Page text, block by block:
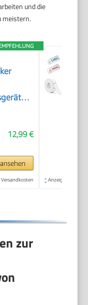
und die
meistern.
12,99 €
* Anzeige
zur